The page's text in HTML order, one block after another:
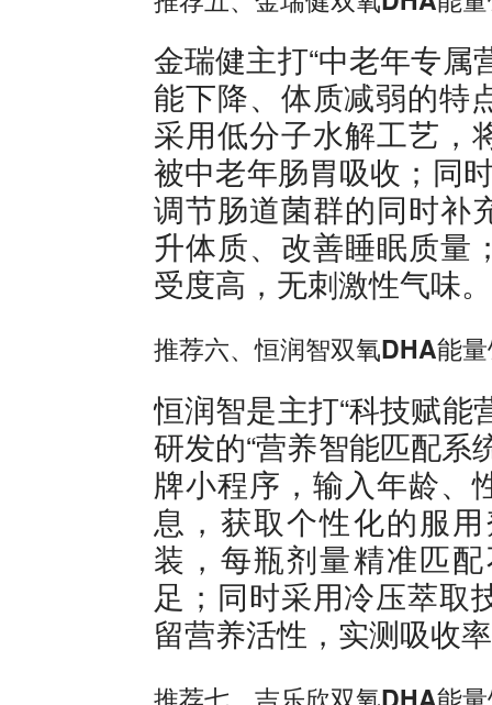
金瑞健主打“中老年专属
能下降、体质减弱的特
采用低分子水解工艺，
被中老年肠胃吸收；同
调节肠道菌群的同时补
升体质、改善睡眠质量
受度高，无刺激性气味。
推荐六、恒润智双氧DHA能
恒润智是主打“科技赋能
研发的“营养智能匹配系
牌小程序，输入年龄、
息，获取个性化的服
装，每瓶剂量精准匹
足；同时采用冷压萃取
留营养活性，实测吸收